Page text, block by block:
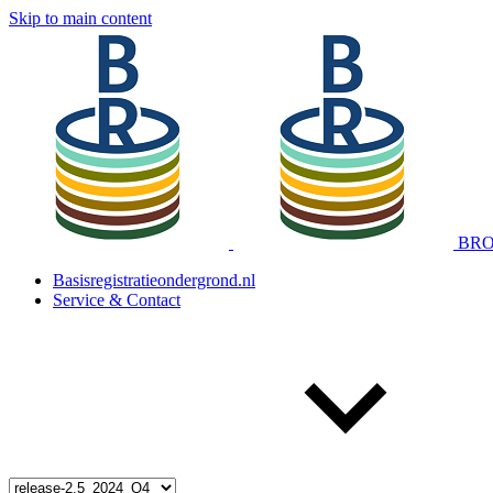
Skip to main content
Basisregistratieondergrond.nl
Service & Contact